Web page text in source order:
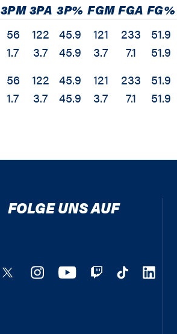
3PM 3PA 3P% FGMFGA FG%
56
1.7
122
3.7
45.9
45.9
121
3.7
233
7.1
51.9
51.9
56
1.7
122
3.7
45.9
45.9
121
3.7
233
7.1
51.9
51.9
FOLGE UNS AUF